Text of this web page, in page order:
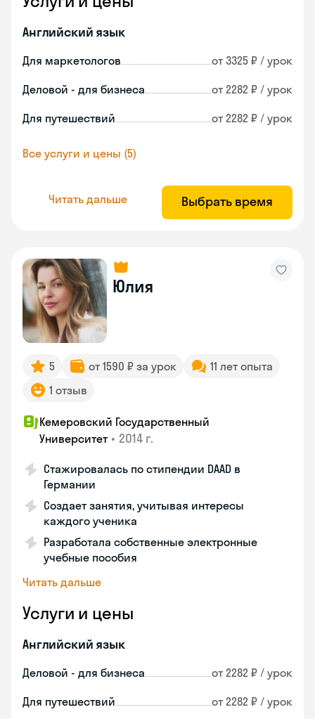
Английский язык
Для маркетологов от 3325 ₽ / урок
Деловой - для бизнеса от 2282 ₽ / урок
Для путешествий от 2282 ₽ / урок
Все услуги и цены (5)
Читать дальше Выбрать время
Юлия
5 от 1590 ₽ за урок
11 лет опыта
1 отзыв
Кемеровский Государственный
Университет • 2014 г.
Стажировалась по стипендии DAAD в
Германии
Создает занятия, учитывая интересы
каждого ученика
Разработала собственные электронные
учебные пособия
Читать дальше
Услуги и цены
Английский язык
Деловой - для бизнеса от 2282 ₽ / урок
Для путешествий от 2282 ₽ / урок